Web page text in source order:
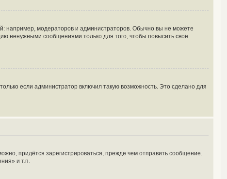
например, модераторов и администраторов. Обычно вы не можете
ненужными сообщениями только для того, чтобы повысить своё
если администратор включил такую возможность. Это сделано для
придётся зарегистрироваться, прежде чем отправить сообщение.
и т.п.